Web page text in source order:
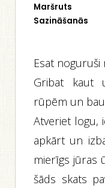
Maršruts
Sazināšanās
Esat
Gribat kaut
rūpēm un
Atveriet logu,
apkārt un
mierīgs jūras
šāds skats